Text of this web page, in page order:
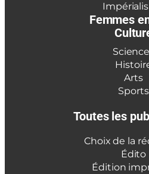
Femmes
Arts
Sports
Toutes les
Choix de la
Édito
Édition